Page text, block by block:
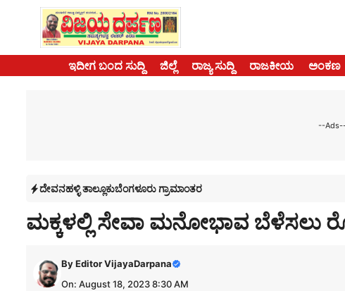
content
ಇದೀಗ ಬಂದ ಸುದ್ದಿ ಜಿಲ್ಲೆ ರಾಜ್ಯ ಸುದ್ದಿ ರಾಜಕೀಯ ಅಂಕಣ
--
ದೇವನಹಳ್ಳಿ ತಾಲ್ಲೂಕುಬೆಂಗಳೂರು ಗ್ರಾಮಾಂತರ
ಮಕ್ಕಳಲ್ಲಿ ಸೇವಾ ಮನೋಭಾವ ಬೆಳೆಸಲು
ByEditor VijayaDarpana
On: August 18, 2023 8:30 AM